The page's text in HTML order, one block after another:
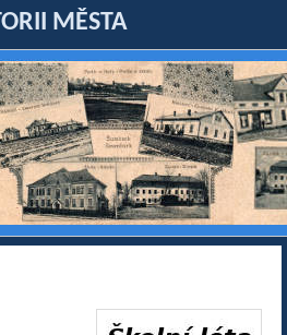
MĚSTA